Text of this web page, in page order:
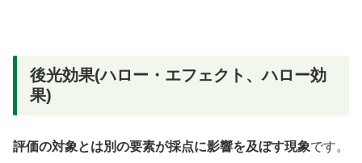
後光効果(ハロー・エフェクト、ハロー効
果)
評価の対象とは別の要素が採点に影響を及ぼす現象です。